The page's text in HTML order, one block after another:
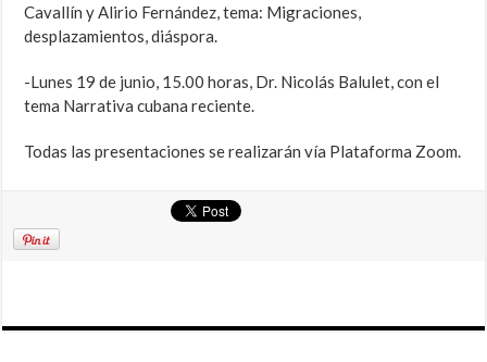
Cavallín y Alirio Fernández, tema: Migraciones,
desplazamientos, diáspora.
-Lunes 19 de junio, 15.00 horas, Dr. Nicolás Balulet, con el
tema Narrativa cubana reciente.
Todas las presentaciones se realizarán vía Plataforma Zoom.